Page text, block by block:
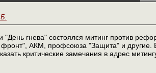
"День гнева" состоялся митинг против
АКМ, профсоюза "Защита" и другие.
критические замечания в адрес